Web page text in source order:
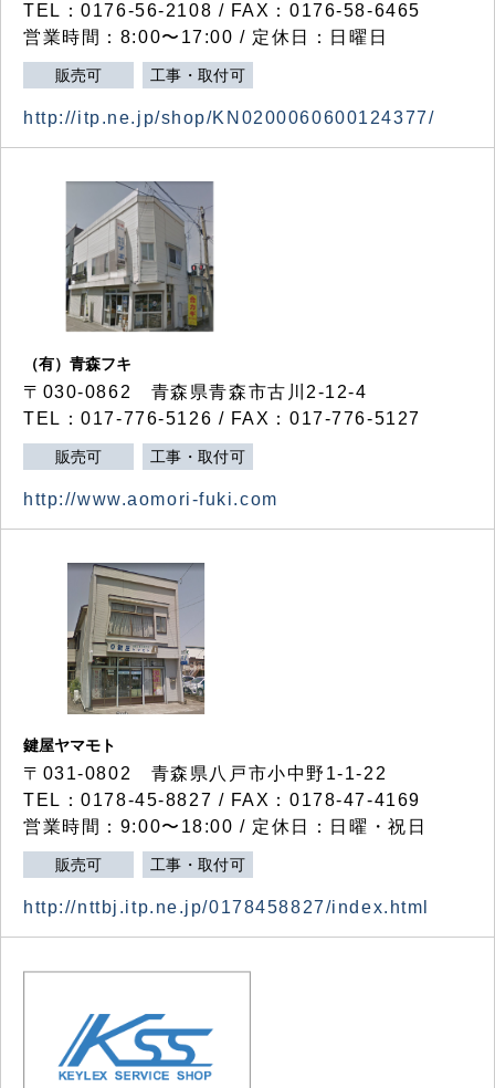
TEL：0176-56-2108 / FAX：0176-58-6465
営業時間：8:00〜17:00 / 定休日：日曜日
販売可 工事・取付可
http://itp.ne.jp/shop/KN0200060600124377/
（有）青森フキ
〒030-0862 青森県青森市古川2-12-4
TEL：017-776-5126 / FAX：017-776-5127
販売可 工事・取付可
http://www.aomori-fuki.com
鍵屋ヤマモト
〒031-0802 青森県八戸市小中野1-1-22
TEL：0178-45-8827 / FAX：0178-47-4169
営業時間：9:00〜18:00 / 定休日：日曜・祝日
販売可 工事・取付可
http://nttbj.itp.ne.jp/0178458827/index.html